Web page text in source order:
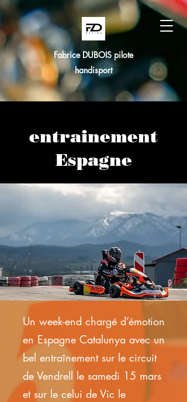
Fabrice DUBOIS pilote
handisport
entrainement
Espagne
Un week-end chargé d’émotion
en Espagne Catalunya avec un
bel entraînement sur le circuit
de Vendrell le samedi 15 mars
et sur le celui de Vic le